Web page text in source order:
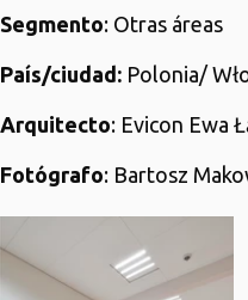
Segmento: Otras áreas
País/ciudad: Polonia/
Arquitecto: Evicon Ewa
Fotógrafo: Bartosz